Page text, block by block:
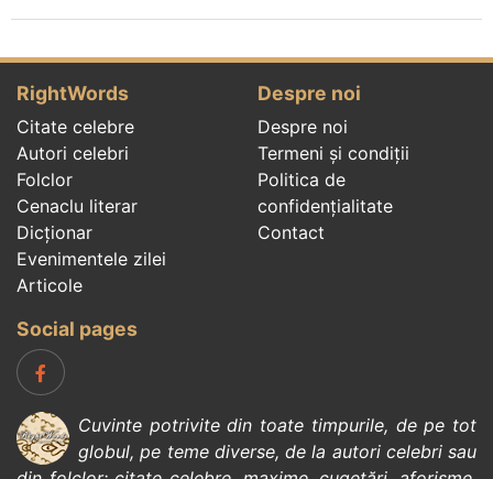
RightWords
Citate celebre
Autori celebri
Folclor
Cenaclu literar
Dicționar
Evenimentele zilei
Articole
Despre noi
Despre noi
Termeni și condiții
Politica de
confidenţialitate
Contact
Social pages
Cuvinte potrivite din toate timpurile, de pe tot
globul, pe teme diverse, de la autori celebrisau